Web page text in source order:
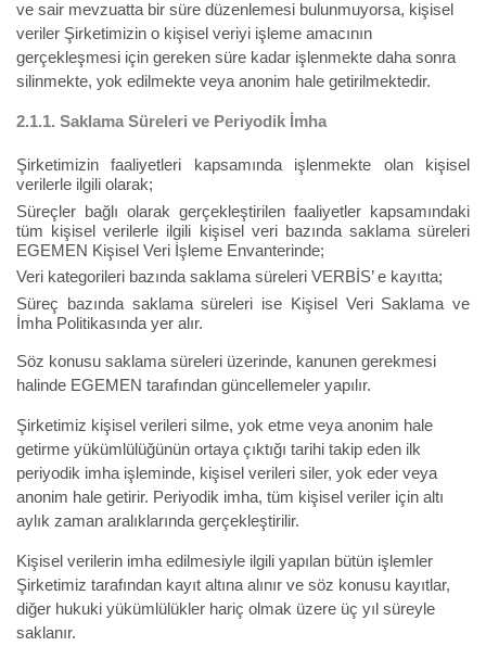
ve sair mevzuatta bir süre düzenlemesi bulunmuyorsa, kişisel
veriler Şirketimizin o kişisel veriyi işleme amacının
gerçekleşmesi için gereken süre kadar işlenmekte daha sonra
silinmekte, yok edilmekte veya anonim hale getirilmektedir.
2.1.1. Saklama Süreleri ve Periyodik İmha
Şirketimizin faaliyetleri kapsamında işlenmekte olan kişisel
verilerle ilgili olarak;
Süreçler bağlı olarak gerçekleştirilen faaliyetler kapsamındaki
tüm kişisel verilerle ilgili kişisel veri bazında saklama süreleri
EGEMEN Kişisel Veri İşleme Envanterinde;
Veri kategorileri bazında saklama süreleri VERBİS’ e kayıtta;
Süreç bazında saklama süreleri ise Kişisel Veri Saklama ve
İmha Politikasında yer alır.
Söz konusu saklama süreleri üzerinde, kanunen gerekmesi
halinde EGEMEN tarafından güncellemeler yapılır.
Şirketimiz kişisel verileri silme, yok etme veya anonim hale
getirme yükümlülüğünün ortaya çıktığı tarihi takip eden ilk
periyodik imha işleminde, kişisel verileri siler, yok eder veya
anonim hale getirir. Periyodik imha, tüm kişisel veriler için altı
aylık zaman aralıklarında gerçekleştirilir.
Kişisel verilerin imha edilmesiyle ilgili yapılan bütün işlemler
Şirketimiz tarafından kayıt altına alınır ve söz konusu kayıtlar,
diğer hukuki yükümlülükler hariç olmak üzere üç yıl süreyle
saklanır.